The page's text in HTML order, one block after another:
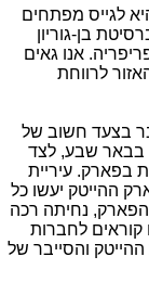
לגייס מפתחים
בן-גוריון
אנו גאים
לרווחת
בצעד חשוב של
בבאר שבע, לצד
בפארק. עיריית
ההייטק יעשו כל
נחיתה רכה
קוראים לחברות
והסייבר של